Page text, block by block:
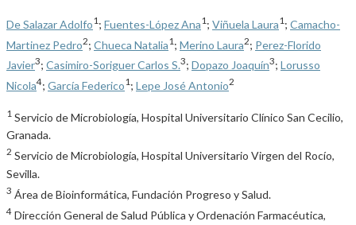
De Salazar Adolfo1 ; Fuentes-López Ana1 ; Viñuela Laura1 ; Camacho-
Martinez Pedro2; Chueca Natalia1 ; Merino Laura2; Perez-Florido
Javier3; Casimiro-Soriguer Carlos S.3; Dopazo Joaquín3; Lorusso
Nicola4; García Federico1 ; Lepe José Antonio2
1 Servicio de Microbiología, Hospital Universitario Clínico San Cecilio,
Granada.
2 Servicio de Microbiología, Hospital Universitario Virgen del Rocío,
Sevilla.
3 Área de Bioinformática, Fundación Progreso y Salud.
4 Dirección General de Salud Pública y Ordenación Farmacéutica,